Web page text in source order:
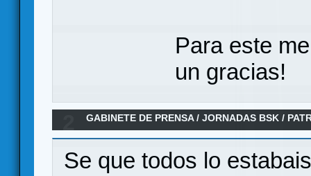
Para este
un gracias!
GABINETE DE PRENSA/JORNADAS BSK /
Se que todos lo